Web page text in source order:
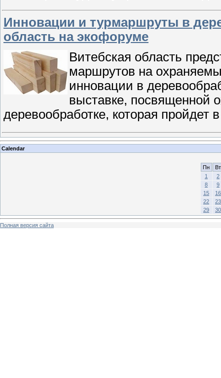
Инновации и турмаршруты в
область на экофоруме
Витебская область
маршрутов на
инновации в
выставке, посвященной
деревообработке, которая пройдет
Calendar
Пн
Вт
1
2
8
9
15
16
22
23
29
30
Полная версия сайта